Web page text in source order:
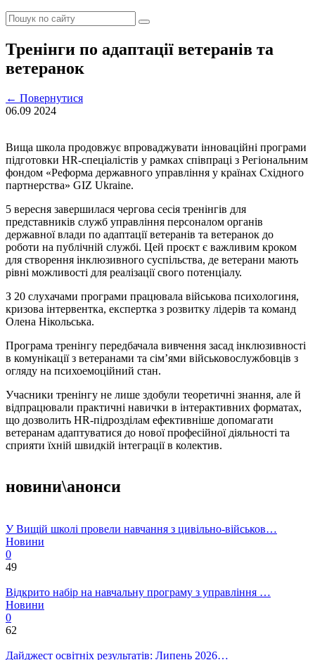
Тренінги по адаптації ветеранів та
ветеранок
← Повернутися
06.09 2024
Вища школа продовжує впроваджувати інноваційні програми
підготовки HR-спеціалістів у рамках співпраці з Регіональним
фондом «Реформа державного управління у країнах Східного
партнерства» GIZ Ukraine.
5 вересня завершилася чергова сесія тренінгів для
представників служб управління персоналом органів
державної влади по адаптації ветеранів та ветеранок до
роботи на публічній службі. Цей проєкт є важливим кроком
для створення інклюзивного суспільства, де ветерани мають
рівні можливості для реалізації свого потенціалу.
З 20 слухачами програми працювала військова психологиня,
кризова інтервентка, експертка з розвитку лідерів та команд
Олена Нікольська.
Програма тренінгу передбачала вивчення засад інклюзивності
в комунікації з ветеранами та сім’ями військовослужбовців з
огляду на психоемоційний стан.
Учасники тренінгу не лише здобули теоретичні знання, але й
відпрацювали практичні навички в інтерактивних форматах,
що дозволить HR-підрозділам ефективніше допомагати
ветеранам адаптуватися до нової професійної діяльності та
сприяти їхній швидкій інтеграції в колектив.
новини\анонси
У Вищій школі провели навчання з цивільно-військов…
Новини
0
49
Відкрито набір на навчальну програму з управління …
Новини
0
62
Дайджест освітніх результатів: Липень 2026…